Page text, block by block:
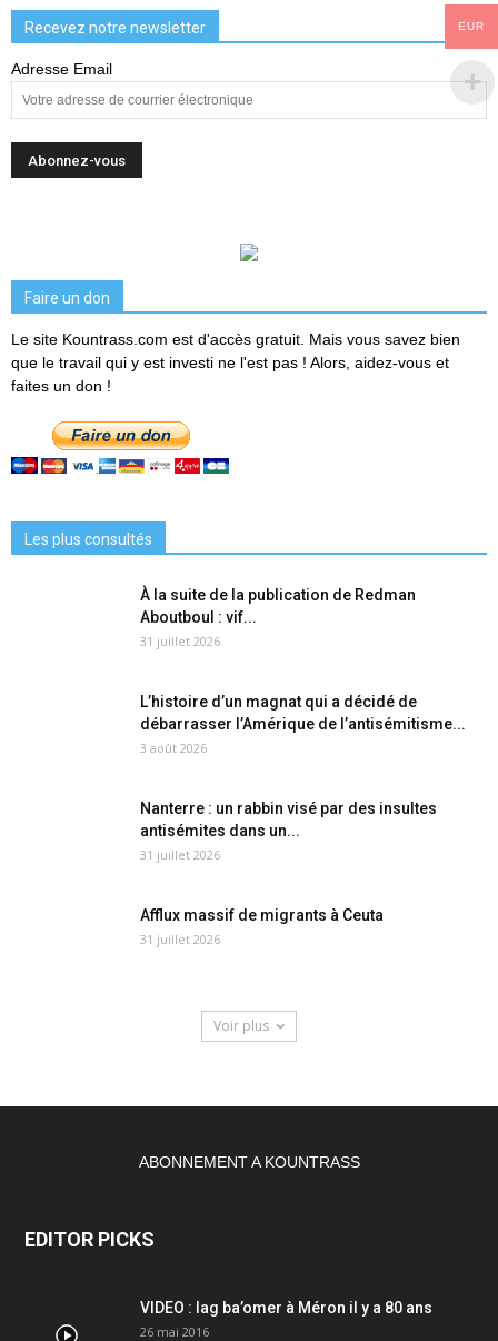
Recevez notre newsletter
Adresse Email
Faire un don
Le site Kountrass.com est d'accès gratuit. Mais vous savez bien
que le travail qui y est investi ne l'est pas ! Alors, aidez-vous et
faites un don !
Les plus consultés
À la suite de la publication de Redman
Aboutboul : vif...
31 juillet 2026
L’histoire d’un magnat qui a décidé de
débarrasser l’Amérique de l’antisémitisme...
3 août 2026
Nanterre : un rabbin visé par des insultes
antisémites dans un...
31 juillet 2026
Afflux massif de migrants à Ceuta
31 juillet 2026
Voir plus
ABONNEMENT A KOUNTRASS
EDITOR PICKS
VIDEO : lag ba’omer à Méron il y a 80 ans
26 mai 2016
EUR